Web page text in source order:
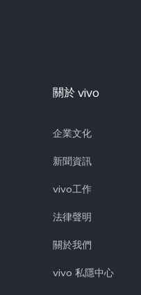
關於 vivo
企業文化
新聞資訊
vivo工作
法律聲明
關於我們
vivo 私隱中心